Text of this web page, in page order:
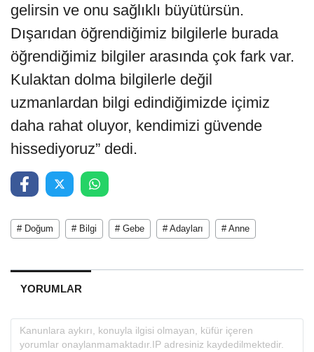
gelirsin ve onu sağlıklı büyütürsün.
Dışarıdan öğrendiğimiz bilgilerle burada
öğrendiğimiz bilgiler arasında çok fark var.
Kulaktan dolma bilgilerle değil
uzmanlardan bilgi edindiğimizde içimiz
daha rahat oluyor, kendimizi güvende
hissediyoruz” dedi.
# Doğum # Bilgi # Gebe # Adayları # Anne
YORUMLAR